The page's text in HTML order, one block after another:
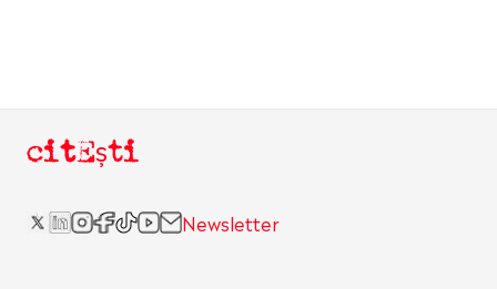
citEști
Newsletter